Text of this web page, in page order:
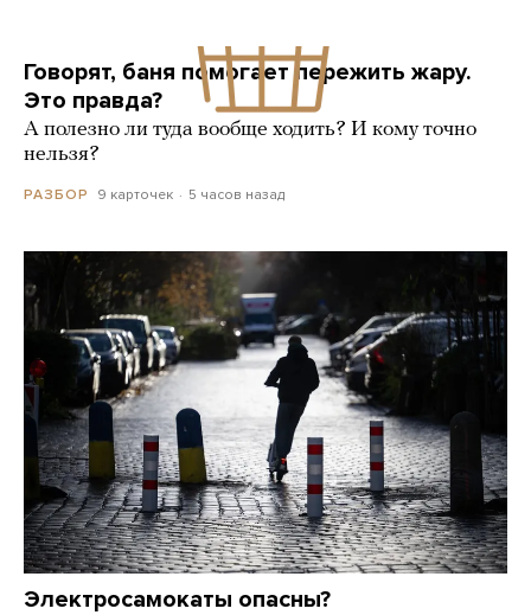
Говорят, баня помогает пережить жару.
Это правда?
А полезно ли туда вообще ходить? И кому точно
нельзя?
РАЗБОР 9 карточек 5 часов назад
Электросамокаты опасны?